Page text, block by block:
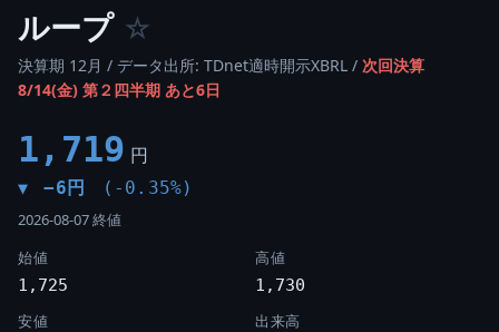
ループ ☆
決算期 12月 / データ出所: TDnet適時開示XBRL / 次回決算
8/14(金) 第２四半期 あと6日
1,719 円
▼ −6円 (-0.35%)
2026-08-07 終値
始値
1,725
高値
1,730
安値
出来高